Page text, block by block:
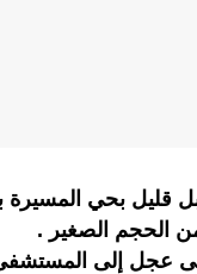
بحي المسيرة
الحجم الصغير .
عجل إلى